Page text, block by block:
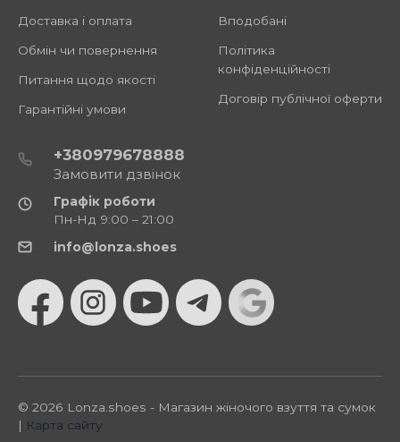
Доставка і оплата
Обмін чи повернення
Питання щодо якості
Гарантійні умови
Вподобані
Політика
конфіденційності
Договір публічної оферти
+380979678888
Замовити дзвінок
Графік роботи
Пн-Нд 9:00 – 21:00
info@lonza.shoes
© 2026 Lonza.shoes - Магазин жіночого взуття та сумок
| Карта сайту